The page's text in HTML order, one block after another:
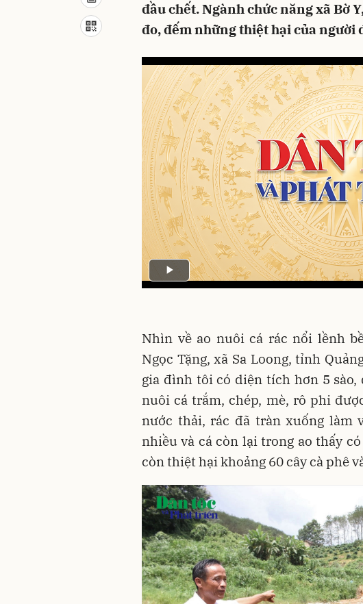
đầu chết. Ngành chức năng xã Bờ
đo, đếm những thiệt hại của người
Nhìn về ao nuôi cá rác nổi lềnh
Ngọc Tặng, xã Sa Loong, tỉnh
gia đình tôi có diện tích hơn 5
nuôi cá trắm, chép, mè, rô phi
nước thải, rác đã tràn xuống làm
nhiều và cá còn lại trong ao thấy
còn thiệt hại khoảng 60 cây cà phê